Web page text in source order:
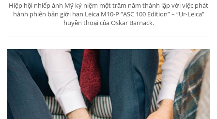
Hiệp hội nhiếp ảnh Mỹ kỷ niệm một trăm năm thành lập với việc phát
hành phiên bản giới hạn Leica M10-P “ASC 100 Edition” – “Ur-Leica”
huyền thoại của Oskar Barnack.